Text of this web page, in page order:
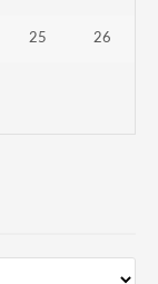
25 26